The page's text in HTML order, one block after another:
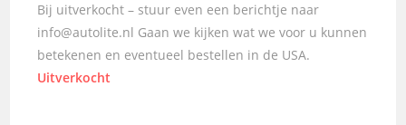
Bij uitverkocht – stuur even een berichtje naar
info@autolite.nl Gaan we kijken wat we voor u kunnen
betekenen en eventueel bestellen in de USA.
Uitverkocht